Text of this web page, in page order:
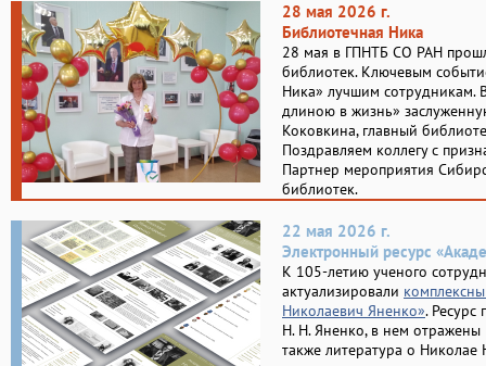
28 мая 2026 г.
Библиотечная Ника
28 мая в ГПНТБ СО РАН
библиотек. Ключевым
Ника» лучшим сотрудникам.
длиною в жизнь»
Коковкина, главный
Поздравляем коллегу с
Партнер мероприятия
библиотек.
22 мая 2026 г.
Электронный ресурс
К 105-летию ученого
актуализировали
Николаевич Яненко». Ресурс
Н. Н. Яненко, в нем отражены
также литература о Николае